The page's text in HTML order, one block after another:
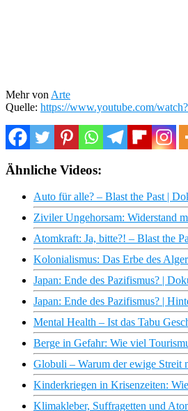
Mehr von Arte
Quelle: https://www.youtube.com/
Ähnliche Videos:
Auto für alle? – Blast the Past |
Ziviler Ungehorsam: Widerstand
Atomkraft: Ja, bitte?! – Blast the
Kolonialismus: Das Erbe des
Japan: Ende des Pazifismus? |
Japan: Ende des Pazifismus? |
Mental Health – Ist das Tabu
Berge in Gefahr: Wie viel
Globuli – Warum der ewige Streit
Kinderkriegen in Krisenzeiten:
Klimakleber, Suffragetten und